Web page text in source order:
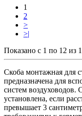
1
2
>
>|
Показано с 1 по 12 из
Скоба монтажная для
предназначена для
систем воздуховодов.
установлена, если
превышает 3